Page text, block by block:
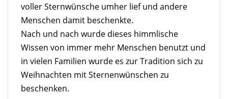
voller Sternwünsche umher lief und andere
Menschen damit beschenkte.
Nach und nach wurde dieses himmlische
Wissen von immer mehr Menschen benutzt und
in vielen Familien wurde es zur Tradition sich zu
Weihnachten mit Sternenwünschen zu
beschenken.